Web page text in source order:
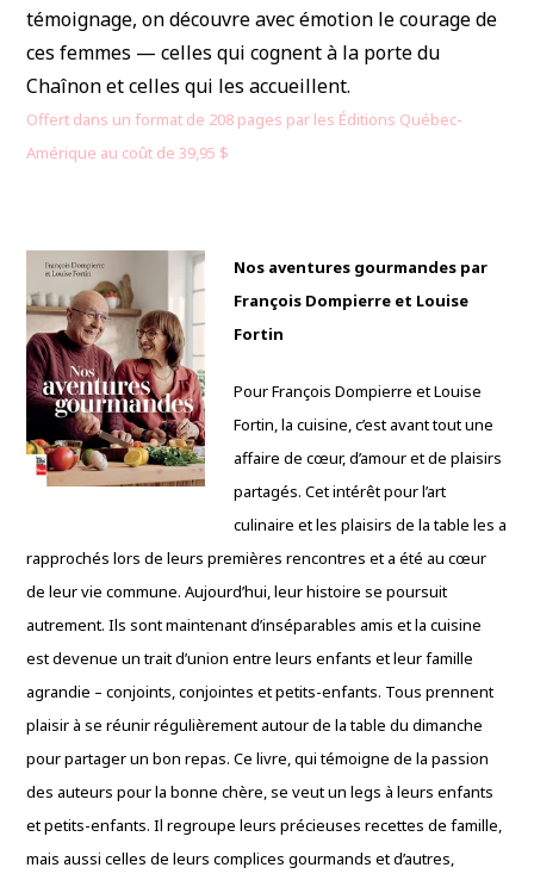
témoignage, on découvre avec émotion le courage de
ces femmes — celles qui cognent à la porte du
Chaînon et celles qui les accueillent.
Offert dans un format de 208 pages par les Éditions Québec-
Amérique au coût de 39,95 $
Nos aventures gourmandes par
François Dompierre et Louise
Fortin
Pour François Dompierre et Louise
Fortin, la cuisine, c’est avant tout une
affaire de cœur, d’amour et de plaisirs
partagés. Cet intérêt pour l’art
culinaire et les plaisirs de la table les a
rapprochés lors de leurs premières rencontres et a été au cœur
de leur vie commune. Aujourd’hui, leur histoire se poursuit
autrement. Ils sont maintenant d’inséparables amis et la cuisine
est devenue un trait d’union entre leurs enfants et leur famille
agrandie – conjoints, conjointes et petits-enfants. Tous prennent
plaisir à se réunir régulièrement autour de la table du dimanche
pour partager un bon repas.Ce livre, qui témoigne de la passion
des auteurs pour la bonne chère, se veut un legs à leurs enfants
et petits-enfants. Il regroupe leurs précieuses recettes de famille,
mais aussi celles de leurs complices gourmands et d’autres,